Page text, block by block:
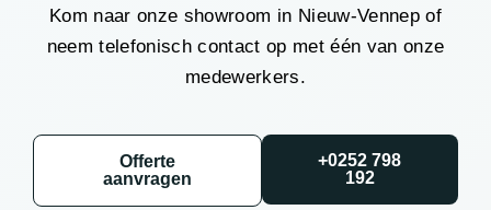
Kom naar onze showroom in Nieuw-Vennep of
neem telefonisch contact op met één van onze
medewerkers.
Offerte
aanvragen
+0252 798
192